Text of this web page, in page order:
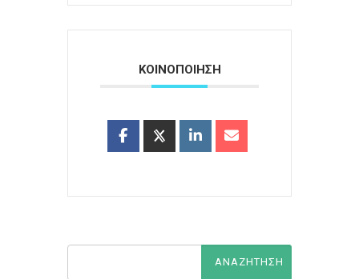
ΚΟΙΝΟΠΟΙΗΣΗ